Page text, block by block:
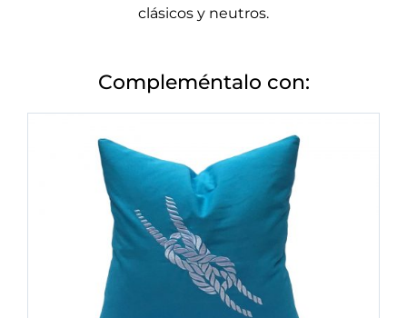
clásicos y neutros.
Compleméntalo con: